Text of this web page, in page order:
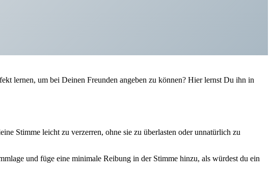
lernen, um bei Deinen Freunden angeben zu können? Hier lernst Du ihn in
Stimme leicht zu verzerren, ohne sie zu überlasten oder unnatürlich zu
und füge eine minimale Reibung in der Stimme hinzu, als würdest du ein